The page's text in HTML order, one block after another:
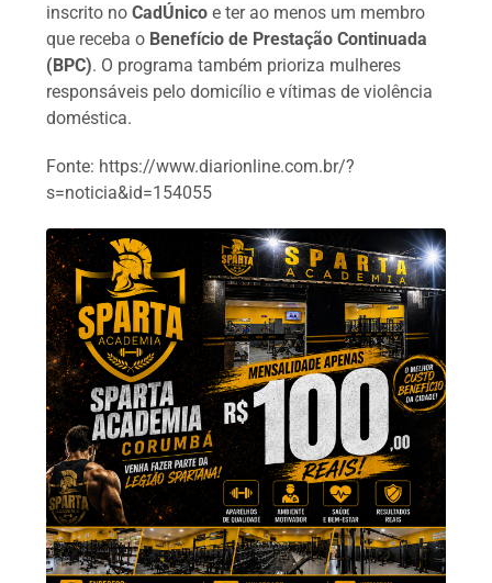
inscrito noCadÚnico e ter ao menos um membro
que receba o Benefício de Prestação Continuada
(BPC). O programa também prioriza mulheres
responsáveis pelo domicílio e vítimas de violência
doméstica.
Fonte: https://www.diarionline.com.br/?
s=noticia&id=154055